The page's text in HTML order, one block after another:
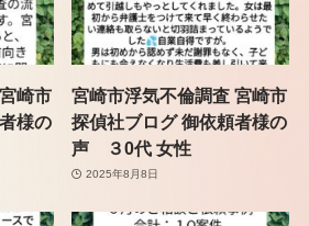
崎市
様の
宮崎市浮気不倫調査 宮崎市
探偵社ブログ 御依頼者様の
声 ３0代 女性
2025年8月8日